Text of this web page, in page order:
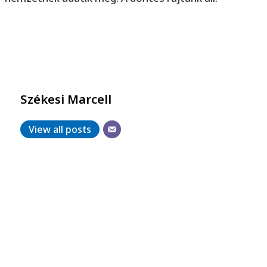
Székesi Marcell
View all posts